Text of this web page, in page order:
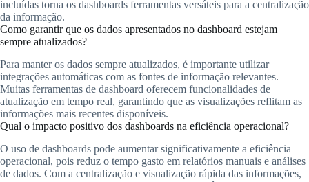
incluídas torna os dashboards ferramentas versáteis para a centralização
da informação.
Como garantir que os dados apresentados no dashboard estejam
sempre atualizados?
Para manter os dados sempre atualizados, é importante utilizar
integrações automáticas com as fontes de informação relevantes.
Muitas ferramentas de dashboard oferecem funcionalidades de
atualização em tempo real, garantindo que as visualizações reflitam as
informações mais recentes disponíveis.
Qual o impacto positivo dos dashboards na eficiência operacional?
O uso de dashboards pode aumentar significativamente a eficiência
operacional, pois reduz o tempo gasto em relatórios manuais e análises
de dados. Com a centralização e visualização rápida das informações,